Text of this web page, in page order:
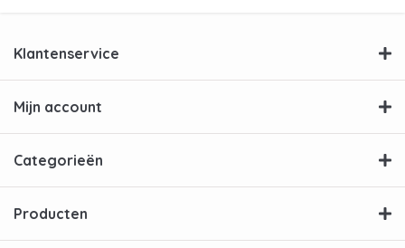
Klantenservice
Mijn account
Categorieën
Producten